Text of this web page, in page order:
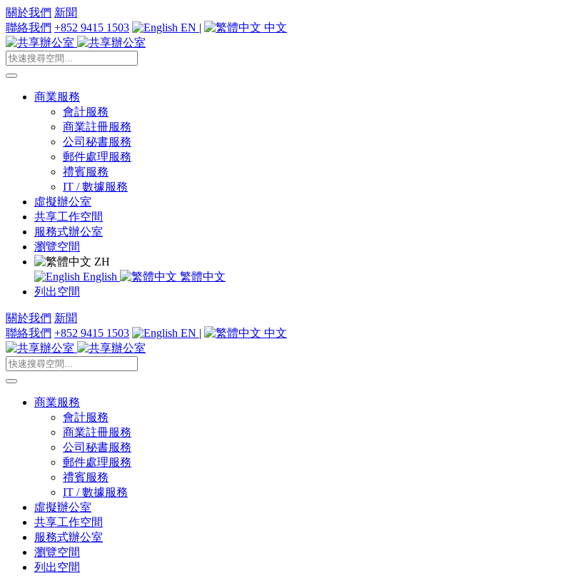
關於我們 新聞
聯絡我們 +852 9415 1503 EN | 中文
商業服務
會計服務
商業註冊服務
公司秘書服務
郵件處理服務
禮賓服務
IT / 數據服務
虛擬辦公室
共享工作空間
服務式辦公室
瀏覽空間
ZH
English
繁體中文
列出空間
關於我們 新聞
聯絡我們 +852 9415 1503 EN | 中文
商業服務
會計服務
商業註冊服務
公司秘書服務
郵件處理服務
禮賓服務
IT / 數據服務
虛擬辦公室
共享工作空間
服務式辦公室
瀏覽空間
列出空間